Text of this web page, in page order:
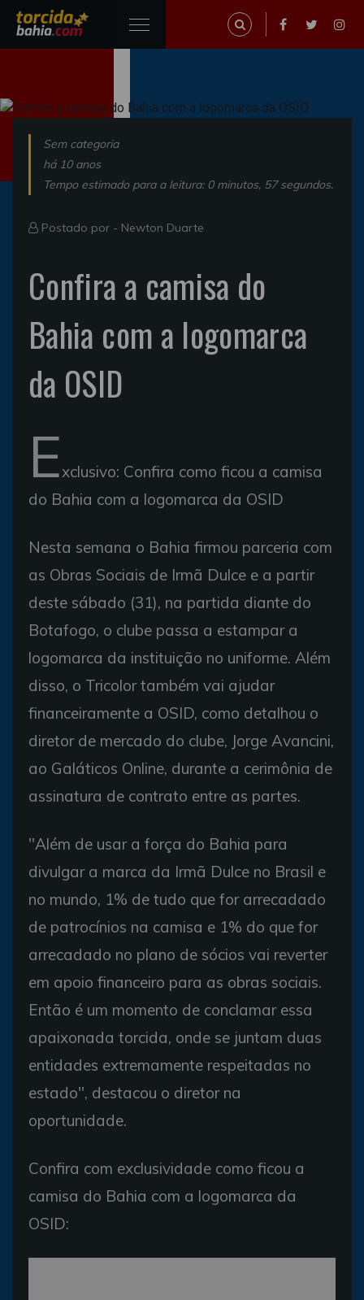
Sem categoria
há 10 anos
Tempo estimado para a leitura: 0 minutos, 57 segundos.
Postado por - Newton Duarte
Confira a camisa do
Bahia com a logomarca
da OSID
Exclusivo: Confira como ficou a camisa
do Bahia com a logomarca da OSID
Nesta semana o Bahia firmou parceria com
as Obras Sociais de Irmã Dulce e a partir
deste sábado (31), na partida diante do
Botafogo, o clube passa a estampar a
logomarca da instituição no uniforme. Além
disso, o Tricolor também vai ajudar
financeiramente a OSID, como detalhou o
diretor de mercado do clube, Jorge Avancini,
ao Galáticos Online, durante a cerimônia de
assinatura de contrato entre as partes.
"Além de usar a força do Bahia para
divulgar a marca da Irmã Dulce no Brasil e
no mundo, 1% de tudo que for arrecadado
de patrocínios na camisa e 1% do que for
arrecadado no plano de sócios vai reverter
em apoio financeiro para as obras sociais.
Então é um momento de conclamar essa
apaixonada torcida, onde se juntam duas
entidades extremamente respeitadas no
estado", destacou o diretor na
oportunidade.
Confira com exclusividade como ficou a
camisa do Bahia com a logomarca da
OSID: